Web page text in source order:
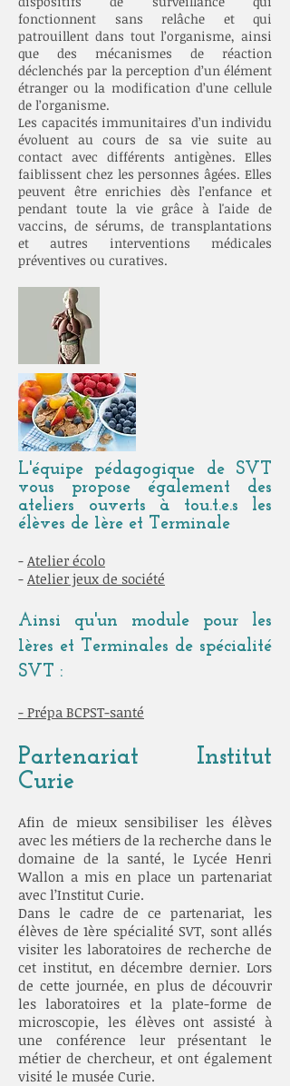
fonctionnent sans relâche et qui
patrouillent dans tout l’organisme, ainsi
que des mécanismes de réaction
déclenchés par la perception d’un élément
étranger ou la modification d’une cellule
de l’organisme.
Les capacités immunitaires d’un individu
évoluent au cours de sa vie suite au
contact avec différents antigènes. Elles
faiblissent chez les personnes âgées. Elles
peuvent être enrichies dès l’enfance et
pendant toute la vie grâce à l'aide de
vaccins, de sérums, de transplantations
et autres interventions médicales
préventives ou curatives.
L'équipe pédagogique de SVT
vous propose également des
ateliers ouverts à tou.t.e.s les
élèves de 1ère et Terminale
- Atelier écolo
- Atelier jeux de société
Ainsi qu'un module pour les
1ères et Terminales de spécialité
SVT :
- Prépa BCPST-santé
Partenariat Institut
Curie
Afin de mieux sensibiliser les élèves
avec les métiers de la recherche dans le
domaine de la santé, le Lycée Henri
Wallon a mis en place un partenariat
avec l’Institut Curie.
Dans le cadre de ce partenariat, les
élèves de 1ère spécialité SVT, sont allés
visiter les laboratoires de recherche de
cet institut, en décembre dernier. Lors
de cette journée, en plus de découvrir
les laboratoires et la plate-forme de
microscopie, les élèves ont assisté à
une conférence leur présentant le
métier de chercheur, et ont également
visité le musée Curie.